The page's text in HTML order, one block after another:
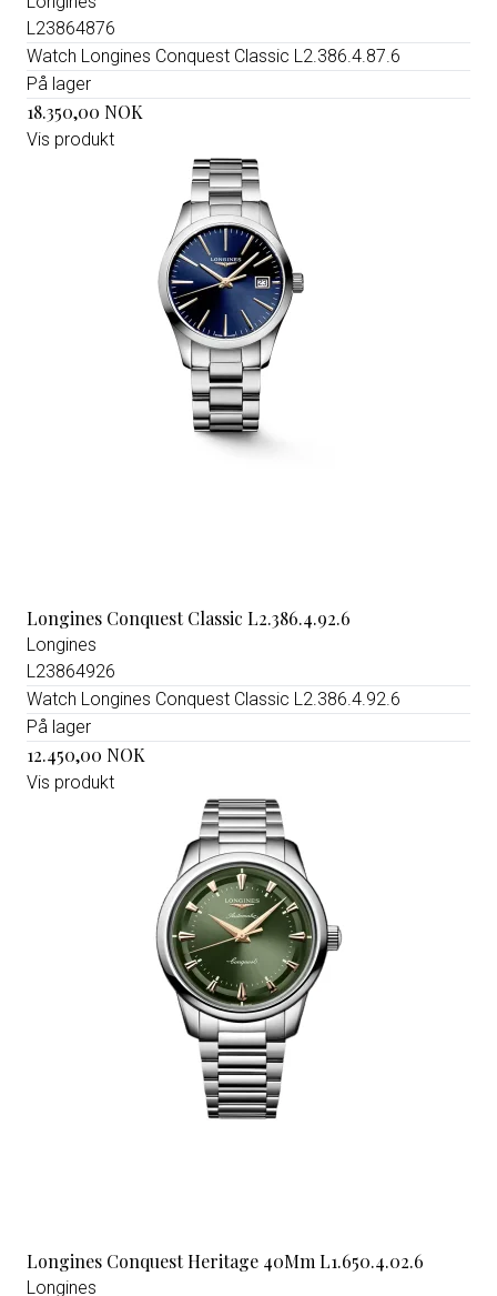
L23864876
Watch Longines Conquest Classic L2.386.4.87.6
På lager
18.350,00 NOK
Vis produkt
Longines Conquest Classic L2.386.4.92.6
Longines
L23864926
Watch Longines Conquest Classic L2.386.4.92.6
På lager
12.450,00 NOK
Vis produkt
Longines Conquest Heritage 40Mm L1.650.4.02.6
Longines